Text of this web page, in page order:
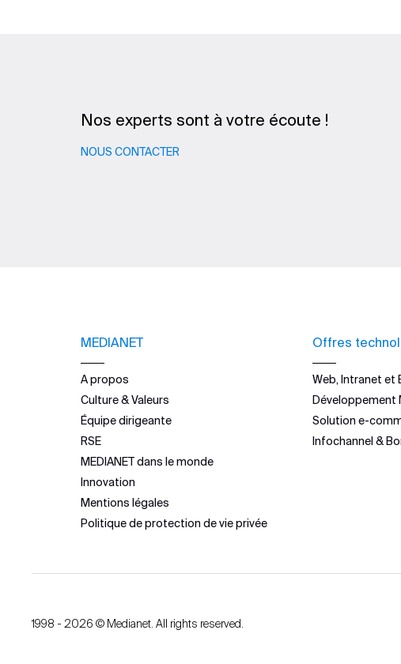
Nos experts sont à votre écoute !
NOUS CONTACTER
MEDIANET
A propos
Culture & Valeurs
Équipe dirigeante
RSE
MEDIANET dans le monde
Innovation
Mentions légales
Politique de protection de vie privée
Offres
Web, Intranet et
Développement
Solution e-
Infochannel &
1998 - 2026 © Medianet. All rights reserved.